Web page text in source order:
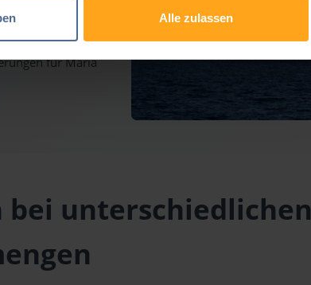
Alle zulassen
zugelegt und
für Maria
bei unterschiedlichen